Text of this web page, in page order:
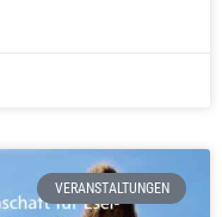
VERANSTALTUNGEN